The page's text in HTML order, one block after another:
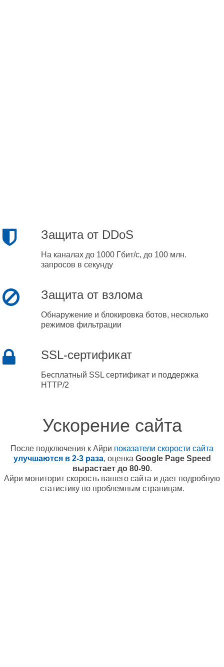
Защита от DDoS
На каналах до 1000 Гбит/с, до 100 млн.
запросов в секунду
Защита от взлома
Обнаружение и блокировка ботов, несколько
режимов фильтрации
SSL-сертификат
Бесплатный SSL сертификат и поддержка
HTTP/2
Ускорение сайта
После подключения к Айри показатели скорости сайта
улучшаются в 2-3 раза, оценка Google Page Speed
вырастает до 80-90.
Айри мониторит скорость вашего сайта и дает подробную
статистику по проблемным страницам.